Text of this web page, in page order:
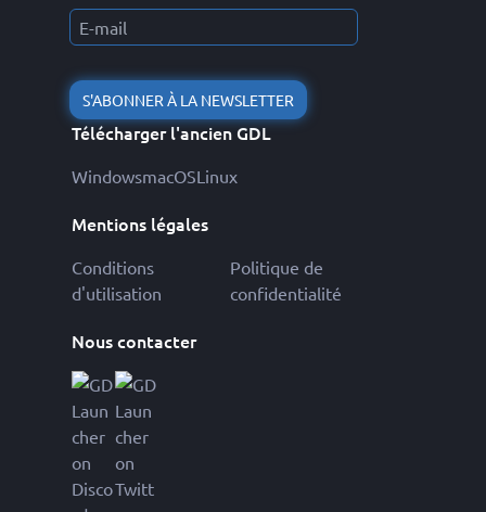
S'ABONNER À LA NEWSLETTER
Télécharger l'ancien GDL
WindowsmacOSLinux
Mentions légales
Conditions
d'utilisation
Politique de
confidentialité
Nous contacter